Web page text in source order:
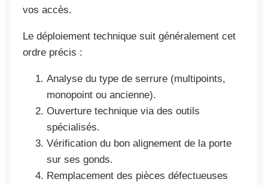
vos accès.
Le déploiement technique suit généralement cet
ordre précis :
Analyse du type de serrure (multipoints,
monopoint ou ancienne).
Ouverture technique via des outils
spécialisés.
Vérification du bon alignement de la porte
sur ses gonds.
Remplacement des pièces défectueuses